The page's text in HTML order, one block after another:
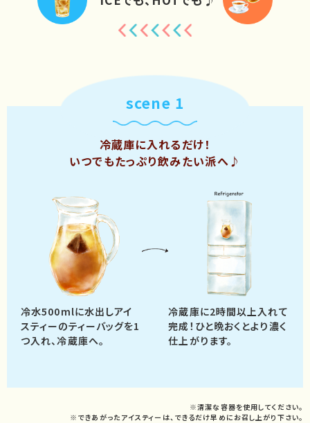
scene 1
冷蔵庫に入れるだけ！
いつでもたっぷり飲みたい派へ♪
冷水500mlに水出しアイ
スティーのティーバッグを1
つ入れ、冷蔵庫へ。
冷蔵庫に2時間以上入れて
完成！ ひと晩おくとより濃く
仕上がります。
※清潔な容器を使用してください。
※できあがったアイスティーは、できるだけ早めにお召し上がり下さい。